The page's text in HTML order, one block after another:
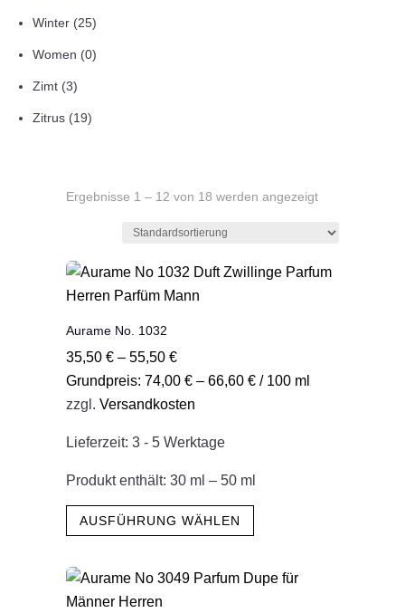
Winter (25)
Women (0)
Zimt (3)
Zitrus (19)
Ergebnisse 1 – 12 von 18 werden angezeigt
Aurame No. 1032
35,50€ –55,50€
Grundpreis:74,00€ –66,60€ / 100 ml
zzgl.Versandkosten
Lieferzeit:3 - 5 Werktage
Produkt enthält: 30 ml – 50 ml
AUSFÜHRUNG WÄHLEN
Dieses
mehrere